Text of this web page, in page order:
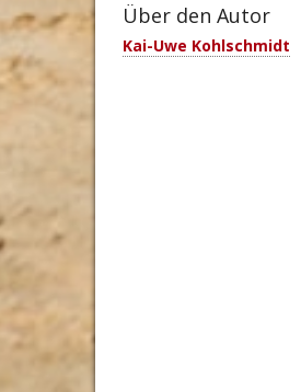
Über den Autor
Kai-Uwe Kohlschmidt